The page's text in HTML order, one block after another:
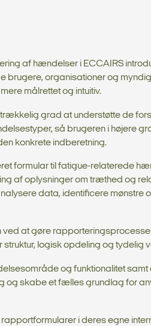
af hændelser i ECCAIRS
brugere, organisationer og
målrettet og intuitiv.
grad at understøtte de
så brugeren i højere
konkrete indberetning.
formular til fatigue-relaterede
af oplysninger om træthed og
data, identificere mønstre
at gøre
logisk opdeling og
og funktionalitet
og skabe et fælles grundlag for
i deres egne